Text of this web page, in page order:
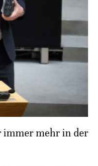
immer mehr in der